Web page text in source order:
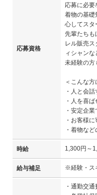
応募資格
応募に必要
着物の基礎
心してスタ
先輩たちも
レル販売ス
ィシャンな
未経験の方
＜こんな
・人と会
・人を喜
・安定企
・お客様
・着物な
時給 1,300円～
給与補足 ※経験・ス
・通勤交